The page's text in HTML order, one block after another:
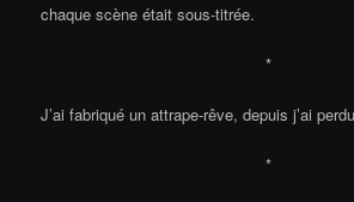
chaque scène était sous-titrée.
*
J’ai fabriqué un attrape-rêve, depuis j’ai
*